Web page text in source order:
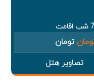
تومان
تصاویر هتل